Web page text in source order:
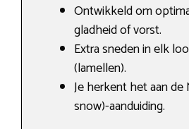
Ontwikkeld om
gladheid of vorst.
Extra sneden in elk
(lamellen).
Je herkent het aan de
snow)-aanduiding.